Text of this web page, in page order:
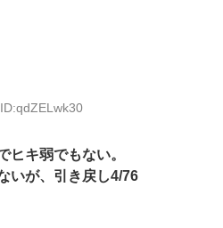
ヒキ弱でもない。
いが、引き戻し4/76